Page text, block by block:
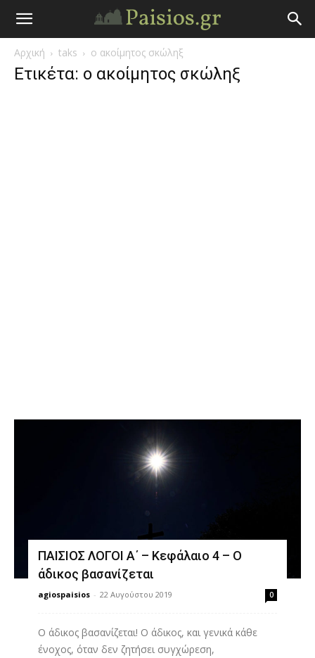
Άγιος
Γέροντας
Αρχική taks ο ακοίμητος σκώληξ
Ετικέτα: ο ακοίμητος σκώληξ
ΠΑΙΣΙΟΣ ΛΟΓΟΙ Α΄ – Κεφάλαιο 4 – Ο
άδικος βασανίζεται
agiospaisios - 22 Αυγούστου 2019 0
Ο άδικος βασανίζεται! Ο άδικος, και γενικά κάθε
ένοχος, όταν δεν ζητήσει συγχώρεση,